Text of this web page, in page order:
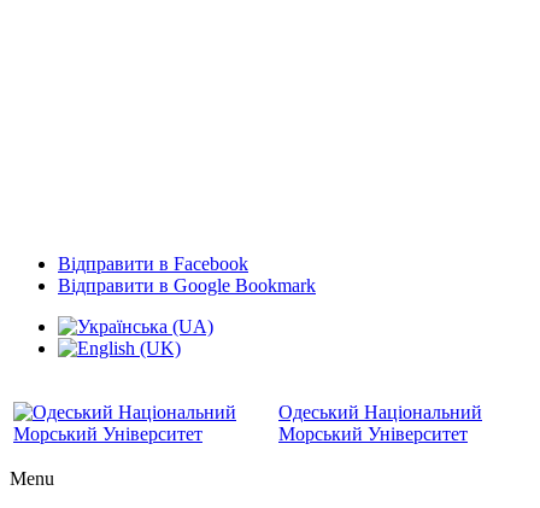
Відправити в Facebook
Відправити в Google Bookmark
Одеський Національний
Морський Університет
Menu